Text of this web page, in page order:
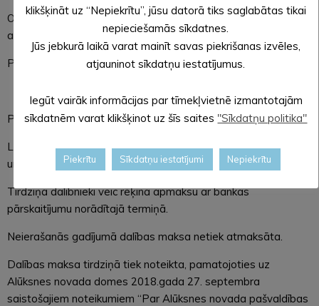
Organizators patur tiesības samazināt dalībnieku skaitu
atbilstoši COVID-19 izplatības ierobežošanas pasākumiem.
Pieteikšanās līdz 20.07.21.
PIETEIKUMA ANKETA ŠEIT: https://ej.uz/qm5r
Līdz 23.07. uz e-pastu tiks nosūtīts apstiprinājuma e-pasts
un priekšapmaksas rēķins par dalību tirgū.
Tirdziņa dalībnieki veic rēķina apmaksu ar bankas
pārskaitījumu norādītajā termiņā.
Neierašanās gadījumā dalības maksa netiek atmaksāta.
Dalības maksa tirdziņā tiek noteikta, pamatojoties uz
Alūksnes novada domes 2018.gada 27. septembra
saistošajiem noteikumiem “Par Alūksnes novada pašvaldības
klikšķināt uz “Nepiekrītu”, jūsu datorā tiks saglabātas tikai
nepieciešamās sīkdatnes.
Jūs jebkurā laikā varat mainīt savas piekrišanas izvēles,
atjauninot sīkdatņu iestatījumus.
Iegūt vairāk informācijas par tīmekļvietnē izmantotajām
sīkdatnēm varat klikšķinot uz šīs saites "Sīkdatņu politika"
Piekrītu Sīkdatņu iestatījumi Nepiekrītu